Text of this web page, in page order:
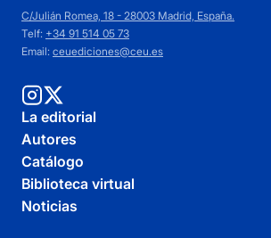
C/Julián Romea, 18 - 28003 Madrid, España.
Telf: +34 91 514 05 73
Email: ceuediciones@ceu.es
La editorial
Autores
Catálogo
Biblioteca virtual
Noticias